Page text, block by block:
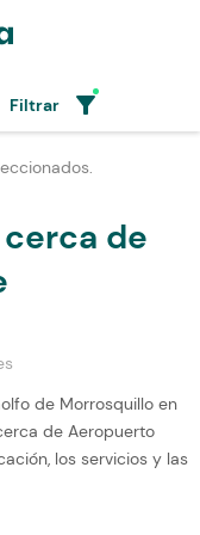
Filtrar filter_alt
de
de Morrosquillo en
de Aeropuerto
los servicios y las